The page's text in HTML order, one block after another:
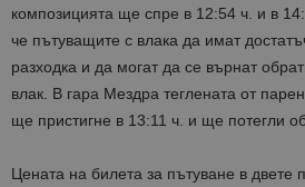
композицията ще спре в 12:54 ч. и в
че пътуващите с влака да имат
разходка и да могат да се върнат
влак. В гара Мездра теглената от
ще пристигне в 13:11 ч. и ще потегли
Цената на билета за пътуване в двете